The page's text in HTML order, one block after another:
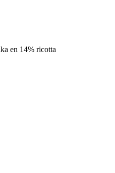
en 14% ricotta